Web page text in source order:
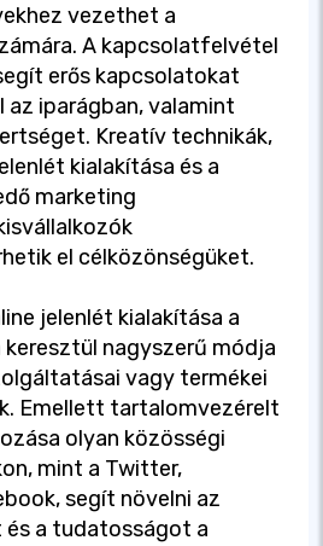
vezethet a
A kapcsolatfelvétel
erős kapcsolatokat
az iparágban, valamint
Kreatív technikák,
kialakítása és a
marketing
el célközönségüket.
jelenlét kialakítása a
nagyszerű módja
vagy termékei
Emellett tartalomvezérelt
olyan közösségi
mint a Twitter,
segít növelni az
a tudatosságot a